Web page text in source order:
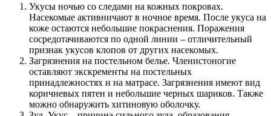
Укусы ночью со следами на кожных покровах.
Насекомые активничают в ночное время. После укуса на
коже остаются небольшие покраснения. Поражения
сосредотачиваются по одной линии – отличительный
признак укусов клопов от других насекомых.
Загрязнения на постельном белье. Членистоногие
оставляют экскременты на постельных
принадлежностях и на матрасе. Загрязнения имеют вид
коричневых пятен и небольшие черных шариков. Также
можно обнаружить хитиновую оболочку.